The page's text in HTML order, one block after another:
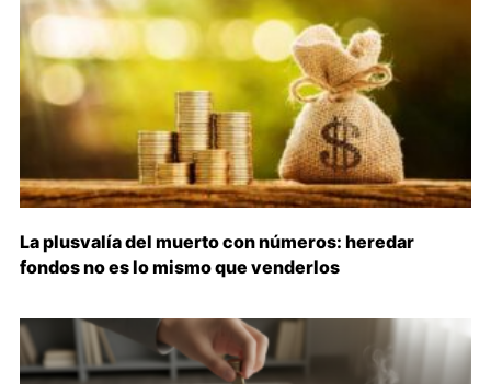
La plusvalía del muerto con números: heredar
fondos no es lo mismo que venderlos